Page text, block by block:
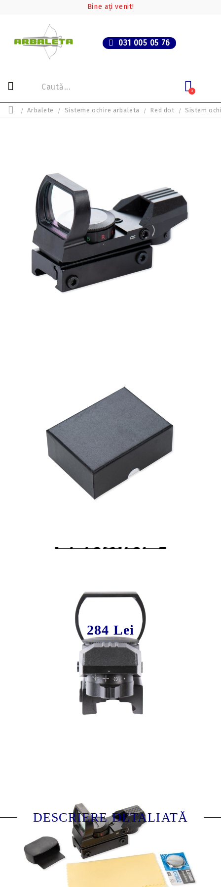
Bine ați venit!
031 005 05 76
0
Arbalete Sisteme ochire arbaleta Red dot Sistem
Junxing Drakon
284 Lei
DESCRIERE DETALIATĂ
Sistem ochire pentru arbaleta de tip red dot
Junxing Drakon cu punct de ochire in trei modele
diferite. Reglabil ca intensitate luminoasa,
iluminare verde sau rosu. Reglaje pe verticala si